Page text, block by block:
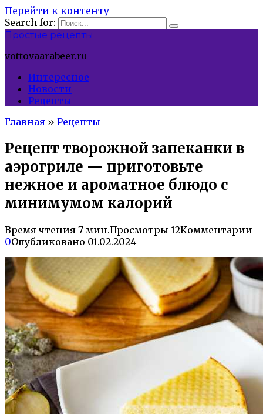
Перейти к контенту
Search for:
Простые рецепты
vottovaarabeer.ru
Интересное
Новости
Рецепты
Главная » Рецепты
Рецепт творожной запеканки в
аэрогриле — приготовьте
нежное и ароматное блюдо с
минимумом калорий
Время чтения 7 мин.Просмотры 12Комментарии
0Опубликовано 01.02.2024